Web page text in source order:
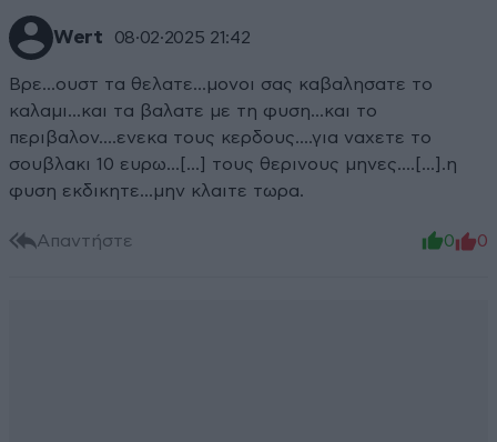
Wert 08·02·2025 21:42
Βρε...ουστ τα θελατε...μονοι σας καβαλησατε το
καλαμι...και τα βαλατε με τη φυση...και το
περιβαλον....ενεκα τους κερδους....για ναχετε το
σουβλακι 10 ευρω...[...] τους θερινους μηνες....[...].η
φυση εκδικητε...μην κλαιτε τωρα.
Απαντήστε 0 0